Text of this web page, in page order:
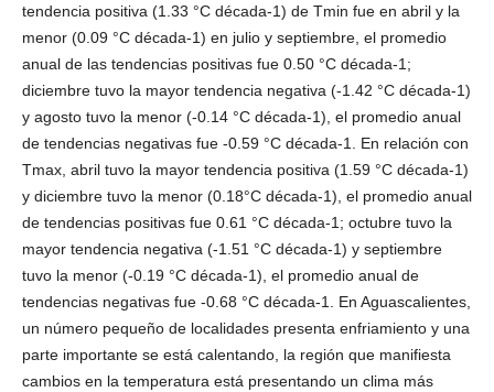
tendencia positiva (1.33 °C década-1) de Tmin fue en abril y la
menor (0.09 °C década-1) en julio y septiembre, el promedio
anual de las tendencias positivas fue 0.50 °C década-1;
diciembre tuvo la mayor tendencia negativa (-1.42 °C década-1)
y agosto tuvo la menor (-0.14 °C década-1), el promedio anual
de tendencias negativas fue -0.59 °C década-1. En relación con
Tmax, abril tuvo la mayor tendencia positiva (1.59 °C década-1)
y diciembre tuvo la menor (0.18°C década-1), el promedio anual
de tendencias positivas fue 0.61 °C década-1; octubre tuvo la
mayor tendencia negativa (-1.51 °C década-1) y septiembre
tuvo la menor (-0.19 °C década-1), el promedio anual de
tendencias negativas fue -0.68 °C década-1. En Aguascalientes,
un número pequeño de localidades presenta enfriamiento y una
parte importante se está calentando, la región que manifiesta
cambios en la temperatura está presentando un clima más